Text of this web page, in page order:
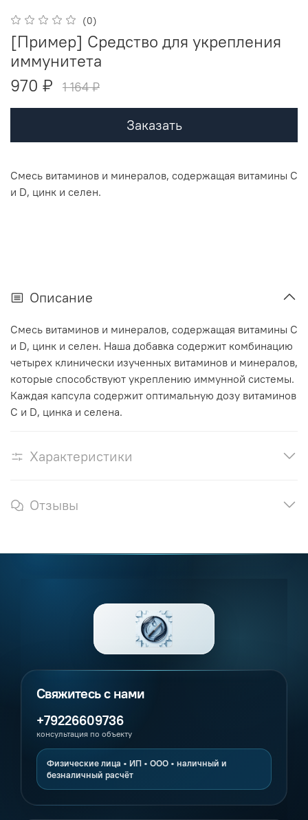
(0)
[Пример] Средство для укрепления
иммунитета
970 ₽
1 164 ₽
Заказать
Смесь витаминов и минералов, содержащая витамины C
и D, цинк и селен.
Описание
Смесь витаминов и минералов, содержащая витамины C
и D, цинк и селен. Наша добавка содержит комбинацию
четырех клинически изученных витаминов и минералов,
которые способствуют укреплению иммунной системы.
Каждая капсула содержит оптимальную дозу витаминов
C и D, цинка и селена.
Характеристики
Отзывы
+79226609736
консультация по объекту